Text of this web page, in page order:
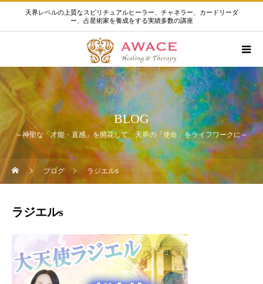
天界レベルの上質なスピリチュアルヒーラー、チャネラー、カードリーダ
ー、占星術家を養成をする実績多数の講座
BLOG
～神聖な「才能・直感」を開花して、天界の「使命」をライフワークに～
ブログ ラジエルs
ラジエルs